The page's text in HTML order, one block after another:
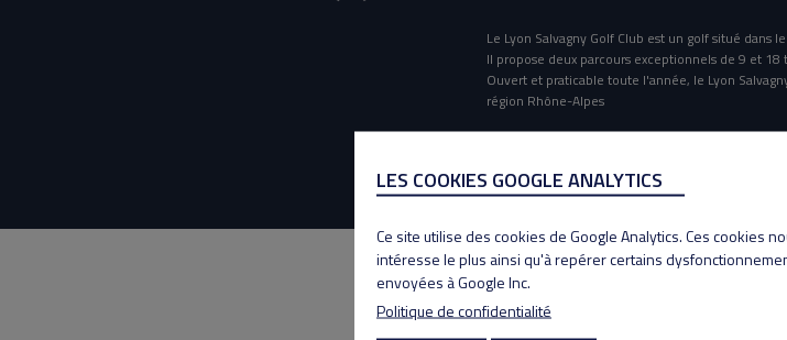
Le Lyon Salvagny Golf Club est un golf situé
Il propose deux parcours exceptionnels de 9 et
Ouvert et praticable toute l'année, le Lyon
région Rhône-Alpes
Copyright 2020 Lyon
LES COOKIES GOOGLE ANALYTICS
Ce site utilise des cookies de Google Analytics. Ces cookies
intéresse le plus ainsi qu'à repérer certains
envoyées à Google Inc.
Politique de confidentialité